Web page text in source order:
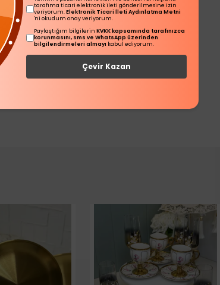
tarafıma ticari elektronik ileti gönderilmesine izin
veriyorum.Elektronik Ticari İleti Aydınlatma Metni
'ni okudum onay veriyorum.
Paylaştığım bilgilerin KVKK kapsamında tarafınızca
korunmasını, sms ve WhatsApp üzerinden
bilgilendirmeleri almayı kabul ediyorum.
Çevir Kazan